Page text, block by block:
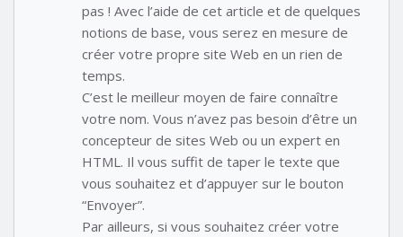
pas ! Avec l’aide de cet article et de quelques
notions de base, vous serez en mesure de
créer votre propre site Web en un rien de
temps.
C’est le meilleur moyen de faire connaître
votre nom. Vous n’avez pas besoin d’être un
concepteur de sites Web ou un expert en
HTML. Il vous suffit de taper le texte que
vous souhaitez et d’appuyer sur le bouton
“Envoyer”.
Par ailleurs, si vous souhaitez créer votre